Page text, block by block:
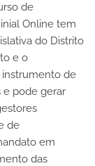
de
Online tem
do Distrito
e o
de
e pode gerar
de
em
das